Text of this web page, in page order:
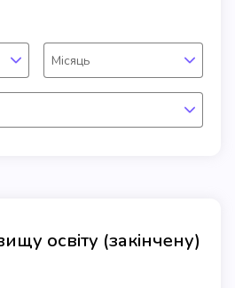
Місяць
освіту (закінчену)